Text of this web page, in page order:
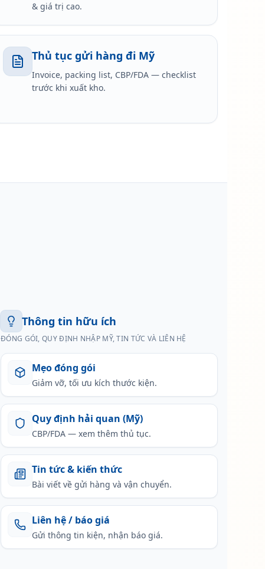
& giá trị cao.
Thủ tục gửi hàng đi Mỹ
Invoice, packing list, CBP/FDA — checklist
trước khi xuất kho.
Thông tin hữu ích
ĐÓNG GÓI, QUY ĐỊNH NHẬP MỸ, TIN TỨC VÀ LIÊN HỆ
Mẹo đóng gói
Giảm vỡ, tối ưu kích thước kiện.
Quy định hải quan (Mỹ)
CBP/FDA — xem thêm thủ tục.
Tin tức & kiến thức
Bài viết về gửi hàng và vận chuyển.
Liên hệ / báo giá
Gửi thông tin kiện, nhận báo giá.